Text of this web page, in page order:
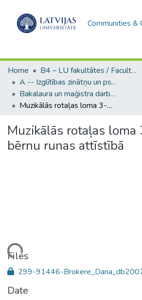
Communities &
Home
B4 – LU fakultātes / Faculties of the UL
A -- Izglītības zinātņu un psiholoģijas fakultāte / Faculty of Education Sciences and Psychology
Bakalaura un maģistra darbi (PPMF) / Bachelor's and Master's theses
Muzikālās rotaļas loma 3-4 gadīgu bērnu runas attīstībā
Muzikālās rotaļas
bērnu runas attīstībā
Files
299-91446-
Date